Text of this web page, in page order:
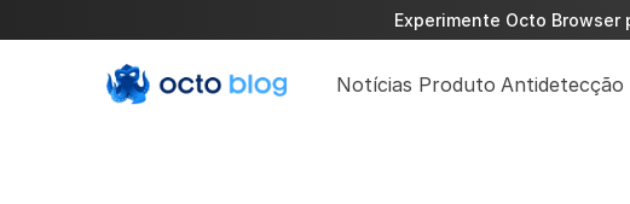
Experimente Octo Browser
Notícias Produto Antidetecção